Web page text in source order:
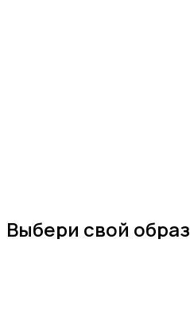
Выбери свой образ